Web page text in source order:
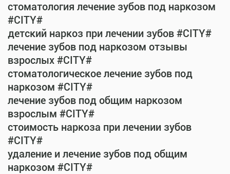
стоматология лечение зубов под наркозом
#CITY#
детский наркоз при лечении зубов #CITY#
лечение зубов под наркозом отзывы
взрослых #CITY#
стоматологическое лечение зубов под
наркозом #CITY#
лечение зубов под общим наркозом
взрослым #CITY#
стоимость наркоза при лечении зубов
#CITY#
удаление и лечение зубов под общим
наркозом #CITY#